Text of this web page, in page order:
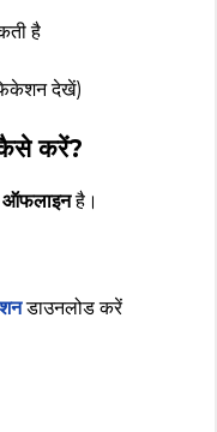
है
देखें)
करें?
ऑफलाइनहै।
डाउनलोड करें